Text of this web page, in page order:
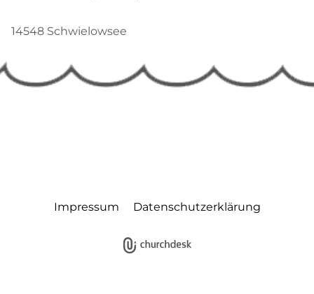
14548 Schwielowsee
Impressum Datenschutzerklärung